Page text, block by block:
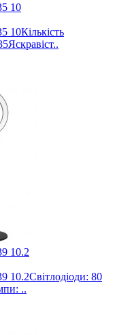
10
10Кількість
10.2
10.2Світлодіоди: 80
..